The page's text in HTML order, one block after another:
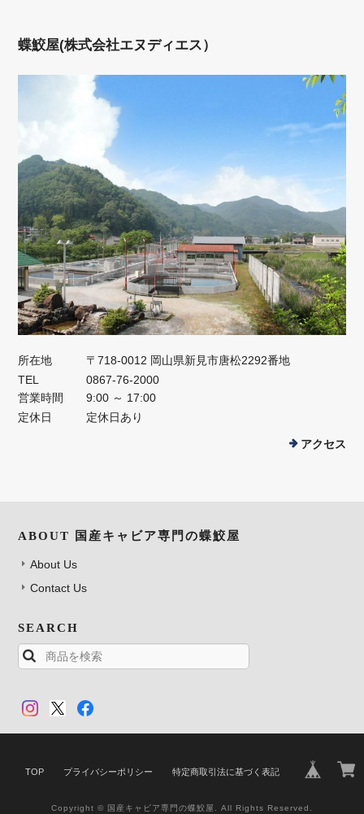
蝶鮫屋(株式会社エヌディエス）
所在地
〒718-0012 岡山県新見市唐松2292番地
TEL
0867-76-2000
営業時間
9:00 ～ 17:00
定休日
定休日あり
アクセス
ABOUT 国産キャビア専門の蝶鮫屋
About Us
Contact Us
SEARCH
TOP プライバシーポリシー 特定商取引法に基づく表記
Copyright © 国産キャビア専門の蝶鮫屋. All Rights Reserved.